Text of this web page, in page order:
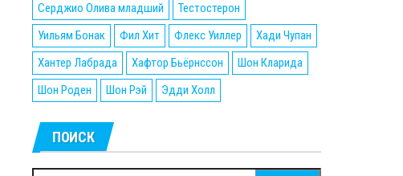
Серджио Олива младший
Тестостерон
Уильям Бонак
Фил Хит Флекс Уиллер
Хади Чупан
Хантер Лабрада
Хафтор Бьёрнссон
Шон Кларида
Шон Роден
Шон Рэй Эдди Холл
ПОИСК